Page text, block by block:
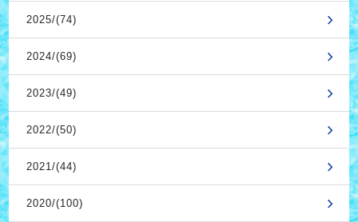
2025/(74)
2024/(69)
2023/(49)
2022/(50)
2021/(44)
2020/(100)